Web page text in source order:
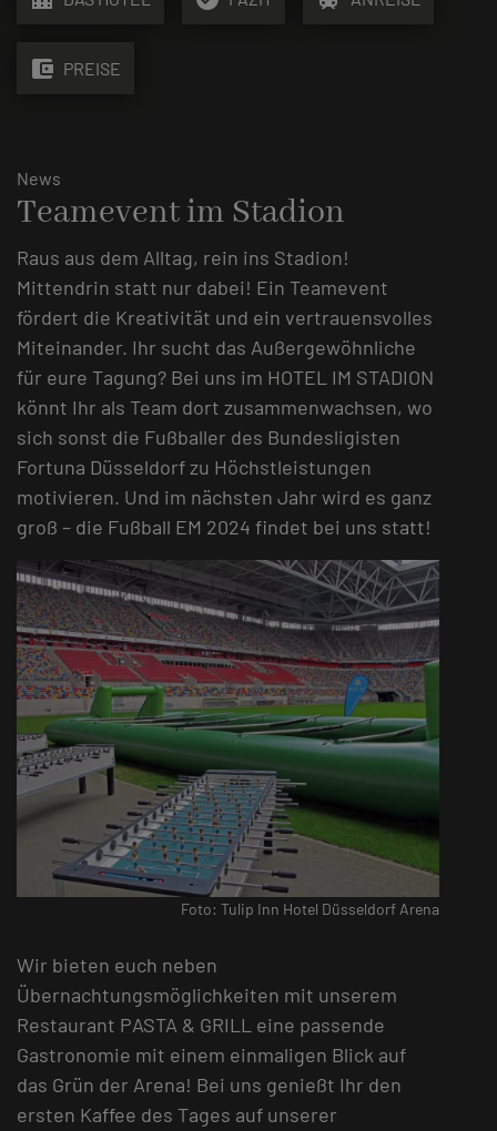
account_balance_wallet PREISE
News
Teamevent im Stadion
Raus aus dem Alltag, rein ins Stadion!
Mittendrin statt nur dabei! Ein Teamevent
fördert die Kreativität und ein vertrauensvolles
Miteinander. Ihr sucht das Außergewöhnliche
für eure Tagung? Bei uns im HOTEL IM STADION
könnt Ihr als Team dort zusammenwachsen, wo
sich sonst die Fußballer des Bundesligisten
Fortuna Düsseldorf zu Höchstleistungen
motivieren. Und im nächsten Jahr wird es ganz
groß – die Fußball EM 2024 findet bei uns statt!
Foto: Tulip Inn Hotel Düsseldorf Arena
Wir bieten euch neben
Übernachtungsmöglichkeiten mit unserem
Restaurant PASTA & GRILL eine passende
Gastronomie mit einem einmaligen Blick auf
das Grün der Arena! Bei uns genießt Ihr den
ersten Kaffee des Tages auf unserer